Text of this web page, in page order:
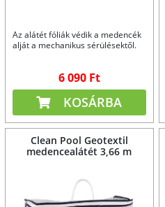
Az alátét fóliák védik a medencék
alját a mechanikus sérülésektől.
6 090 Ft
KOSÁRBA
Clean Pool Geotextil
medencealátét 3,66 m